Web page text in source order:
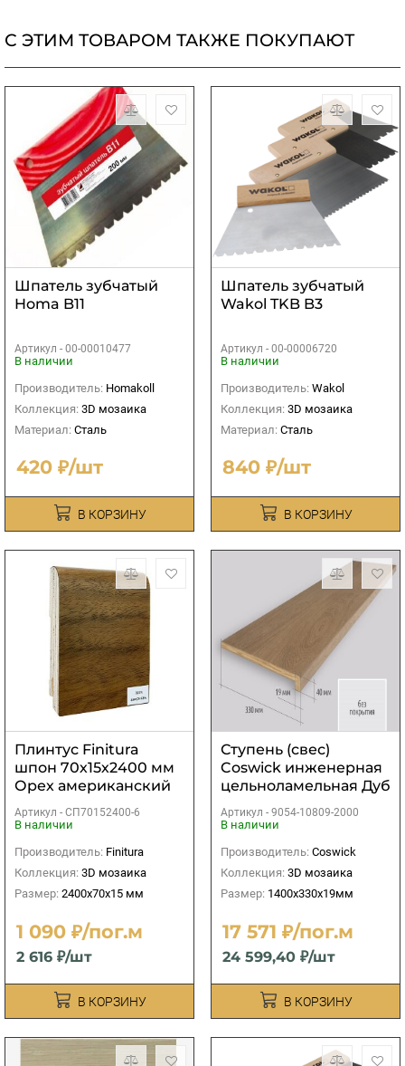
С ЭТИМ ТОВАРОМ ТАКЖЕ ПОКУПАЮТ
Шпатель зубчатый
Homa B11
Артикул - 00-00010477
В наличии
Производитель: Homakoll
Коллекция: 3D мозаика
Материал: Сталь
420 ₽/шт
В КОРЗИНУ
Шпатель зубчатый
Wakol TKB B3
Артикул - 00-00006720
В наличии
Производитель: Wakol
Коллекция: 3D мозаика
Материал: Сталь
840 ₽/шт
В КОРЗИНУ
Плинтус Finitura
шпон 70х15х2400 мм
Орех американский
Артикул - СП70152400-6
В наличии
Производитель: Finitura
Коллекция: 3D мозаика
Размер: 2400х70х15 мм
1 090 ₽/пог.м
2 616 ₽/шт
В КОРЗИНУ
Ступень (свес)
Coswick инженерная
цельноламельная Дуб
без покрытия
1400х330х19мм
Артикул - 9054-10809-2000
В наличии
Производитель: Coswick
Коллекция: 3D мозаика
Размер: 1400х330х19мм
17 571 ₽/пог.м
24 599,40 ₽/шт
В КОРЗИНУ